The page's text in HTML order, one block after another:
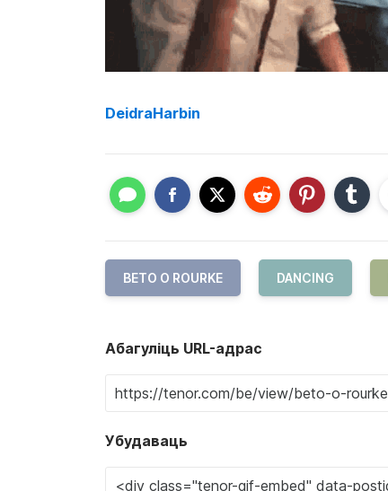
DeidraHarbin
BETO O ROURKE DANCING
Абагуліць URL-адрас
Убудаваць